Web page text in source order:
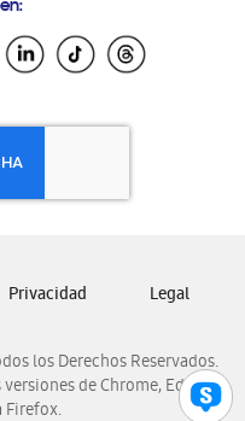
los Derechos Reservados.
de Chrome, Edge,
Firefox.
Privacidad Legal